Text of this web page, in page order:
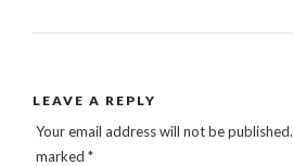
LEAVE A REPLY
Your email address will not be published.
marked *